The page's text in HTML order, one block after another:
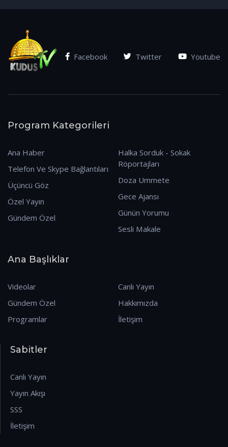
Facebook Twitter Youtube
Program Kategorileri
Ana Haber
Telefon Ve Skype Bağlantıları
Üçüncü Göz
Özel Yayın
Gündem Özel
Halka Sorduk - Sokak
Röportajları
Doza Ummete
Gece Ajansı
Günün Yorumu
Sesli Makale
Ana Başlıklar
Videolar
Gündem Özel
Programlar
Canlı Yayın
Hakkımızda
İletişim
Sabitler
Canlı Yayın
Yayın Akışı
SSS
İletişim